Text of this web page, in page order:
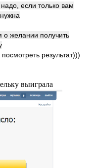
если только вам
о желании получить
результат)))
выиграла